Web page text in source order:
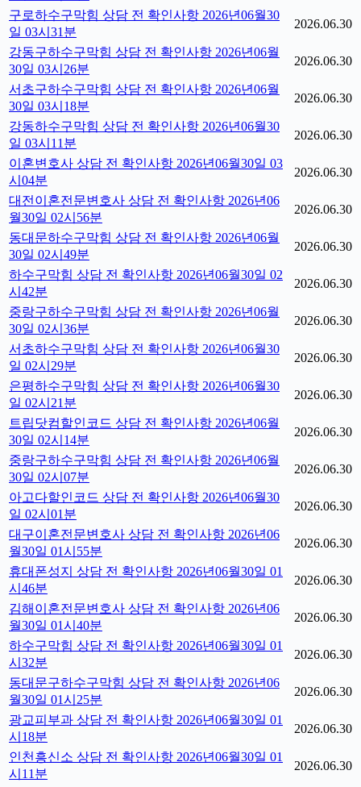
구로하수구막힘 상담 전 확인사항 2026년06월30
일 03시31분
2026.06.30
강동구하수구막힘 상담 전 확인사항 2026년06월
30일 03시26분
2026.06.30
서초구하수구막힘 상담 전 확인사항 2026년06월
30일 03시18분
2026.06.30
강동하수구막힘 상담 전 확인사항 2026년06월30
일 03시11분
2026.06.30
이혼변호사 상담 전 확인사항 2026년06월30일 03
시04분
2026.06.30
대전이혼전문변호사 상담 전 확인사항 2026년06
월30일 02시56분
2026.06.30
동대문하수구막힘 상담 전 확인사항 2026년06월
30일 02시49분
2026.06.30
하수구막힘 상담 전 확인사항 2026년06월30일 02
시42분
2026.06.30
중랑구하수구막힘 상담 전 확인사항 2026년06월
30일 02시36분
2026.06.30
서초하수구막힘 상담 전 확인사항 2026년06월30
일 02시29분
2026.06.30
은평하수구막힘 상담 전 확인사항 2026년06월30
일 02시21분
2026.06.30
트립닷컴할인코드 상담 전 확인사항 2026년06월
30일 02시14분
2026.06.30
중랑구하수구막힘 상담 전 확인사항 2026년06월
30일 02시07분
2026.06.30
아고다할인코드 상담 전 확인사항 2026년06월30
일 02시01분
2026.06.30
대구이혼전문변호사 상담 전 확인사항 2026년06
월30일 01시55분
2026.06.30
휴대폰성지 상담 전 확인사항 2026년06월30일 01
시46분
2026.06.30
김해이혼전문변호사 상담 전 확인사항 2026년06
월30일 01시40분
2026.06.30
하수구막힘 상담 전 확인사항 2026년06월30일 01
시32분
2026.06.30
동대문구하수구막힘 상담 전 확인사항 2026년06
월30일 01시25분
2026.06.30
광교피부과 상담 전 확인사항 2026년06월30일 01
시18분
2026.06.30
인천흥신소 상담 전 확인사항 2026년06월30일 01
시11분
2026.06.30